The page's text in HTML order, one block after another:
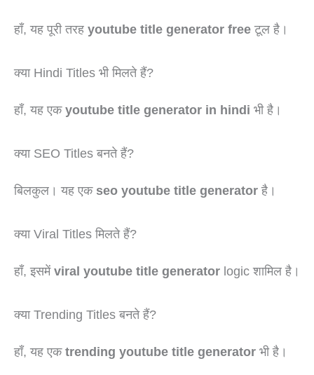
हाँ, यह पूरी तरह youtube title generator freeटूल है।
क्या Hindi Titles भी मिलते हैं?
हाँ, यह एकyoutube title generator in hindi भी है।
क्या SEO Titles बनते हैं?
बिलकुल। यह एक seo youtube title generatorहै।
क्या Viral Titles मिलते हैं?
हाँ, इसमेंviral youtube title generator logic शामिल है।
क्या Trending Titles बनते हैं?
हाँ, यह एकtrending youtube title generator भी है।